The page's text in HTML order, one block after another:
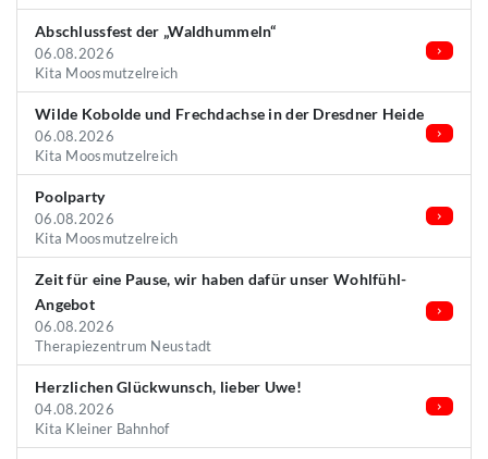
Abschlussfest der „Waldhummeln“
06.08.2026
Kita Moosmutzelreich
Wilde Kobolde und Frechdachse in der Dresdner Heide
06.08.2026
Kita Moosmutzelreich
Poolparty
06.08.2026
Kita Moosmutzelreich
Zeit für eine Pause, wir haben dafür unser Wohlfühl-
Angebot
06.08.2026
Therapiezentrum Neustadt
Herzlichen Glückwunsch, lieber Uwe!
04.08.2026
Kita Kleiner Bahnhof